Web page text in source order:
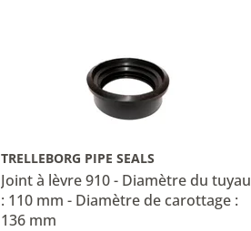
TRELLEBORG PIPE SEALS
Joint à lèvre 910 - Diamètre du tuyau
: 110 mm - Diamètre de carottage :
136 mm